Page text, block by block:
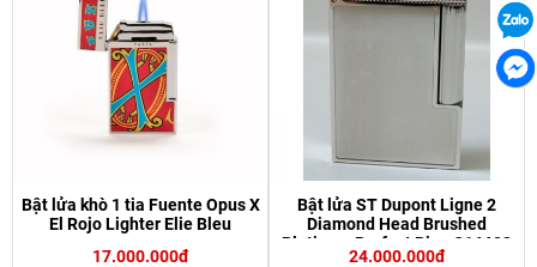
Bật lửa khò 1 tia Fuente Opus X
El Rojo Lighter Elie Bleu
17.000.000đ
Bật lửa ST Dupont Ligne 2
Diamond Head Brushed
Platinum Perfect Ping C16603
24.000.000đ